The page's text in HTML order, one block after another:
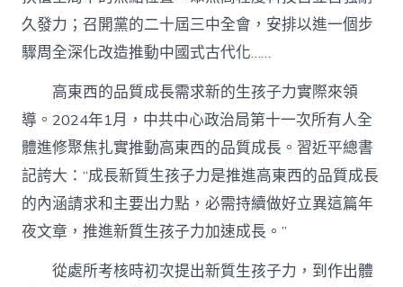
久發力；召開黨的二十屆三中全會，安排以進一個步
驟周全深化改造推動中國式古代化……
高東西的品質成長需求新的生孩子力實際來領
導。2024年1月，中共中心政治局第十一次所有人全
體進修聚焦扎實推動高東西的品質成長。習近平總書
記誇大：“成長新質生孩子力是推進高東西的品質成長
的內涵請求和主要出力點，必需持續做好立異這篇年
夜文章，推進新質生孩子力加速成長。”
從處所考核時初次提出新質生孩子力，到作出體